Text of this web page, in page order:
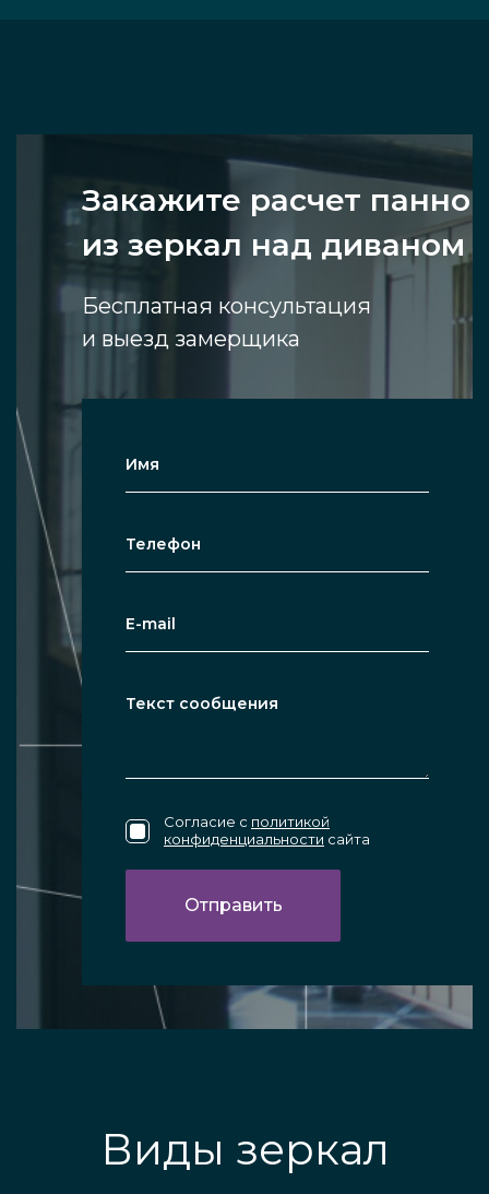
Закажите расчет панно
из зеркал над диваном
Бесплатная консультация
и выезд замерщика
Согласие с политикой
конфиденциальности сайта
Виды зеркал